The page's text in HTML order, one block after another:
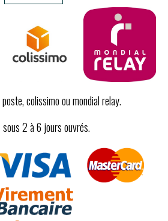
colissimo ou mondial relay.
sous 2 à 6 jours ouvrés.